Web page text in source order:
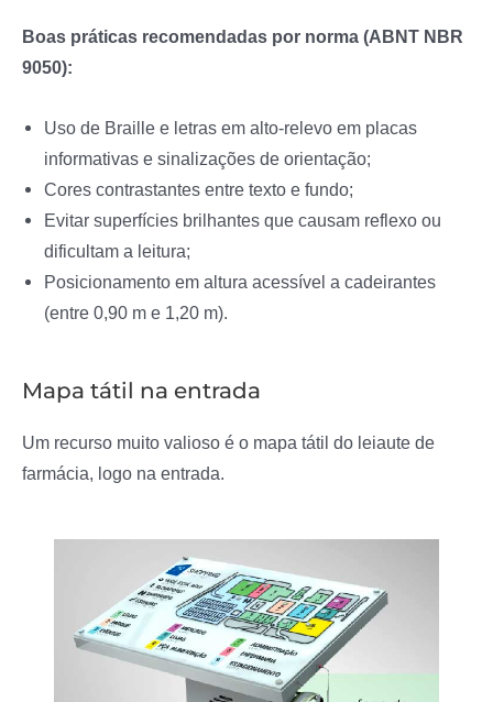
Boas práticas recomendadas por norma (ABNT NBR
9050):
Uso de Braille e letras em alto-relevo em placas
informativas e sinalizações de orientação;
Cores contrastantes entre texto e fundo;
Evitar superfícies brilhantes que causam reflexo ou
dificultam a leitura;
Posicionamento em altura acessível a cadeirantes
(entre 0,90 m e 1,20 m).
Mapa tátil na entrada
Um recurso muito valioso é o mapa tátil do leiaute de
farmácia, logo na entrada.